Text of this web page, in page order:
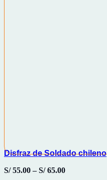
Disfraz de Soldado chileno
S/55.00–S/65.00